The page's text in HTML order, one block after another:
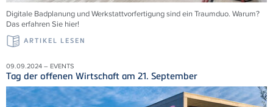
Digitale Badplanung und Werkstattvorfertigung sind ein Traumduo. Warum?
Das erfahren Sie hier!
ARTIKEL LESEN
09.09.2024 – EVENTS
Tag der offenen Wirtschaft am 21. September